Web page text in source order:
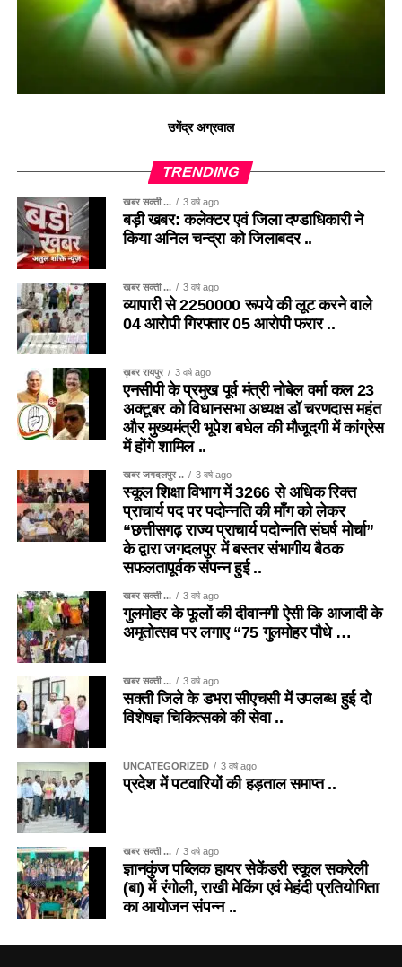
उगेंद्र अग्रवाल
TRENDING
खबर सक्ती ... 3 वर्ष ago
बड़ी खबर: कलेक्टर एवं जिला दण्डाधिकारी ने
किया अनिल चन्द्रा को जिलाबदर ..
खबर सक्ती ... 3 वर्ष ago
व्यापारी से 2250000 रूपये की लूट करने वाले
04 आरोपी गिरफ्तार 05 आरोपी फरार ..
ख़बर रायपुर 3 वर्ष ago
एनसीपी के प्रमुख पूर्व मंत्री नोबेल वर्मा कल 23
अक्टूबर को विधानसभा अध्यक्ष डॉ चरणदास महंत
और मुख्यमंत्री भूपेश बघेल की मौजूदगी में कांग्रेस
में होंगे शामिल ..
खबर जगदलपुर .. 3 वर्ष ago
स्कूल शिक्षा विभाग में 3266 से अधिक रिक्त
प्राचार्य पद पर पदोन्नति की माँग को लेकर
“छत्तीसगढ़ राज्य प्राचार्य पदोन्नति संघर्ष मोर्चा”
के द्वारा जगदलपुर में बस्तर संभागीय बैठक
सफलतापूर्वक संपन्न हुई ..
खबर सक्ती ... 3 वर्ष ago
गुलमोहर के फूलों की दीवानगी ऐसी कि आजादी के
अमृतोत्सव पर लगाए “75 गुलमोहर पौधे …
खबर सक्ती ... 3 वर्ष ago
सक्ती जिले के डभरा सीएचसी में उपलब्ध हुई दो
विशेषज्ञ चिकित्सको की सेवा ..
UNCATEGORIZED 3 वर्ष ago
प्रदेश में पटवारियों की हड़ताल समाप्त ..
खबर सक्ती ... 3 वर्ष ago
ज्ञानकुंज पब्लिक हायर सेकेंडरी स्कूल सकरेली
(बा) में रंगोली, राखी मेकिंग एवं मेहंदी प्रतियोगिता
का आयोजन संपन्न ..